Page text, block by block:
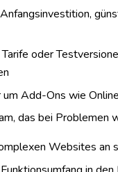
oder
Add-Ons wie
das bei Problemen
Websites an